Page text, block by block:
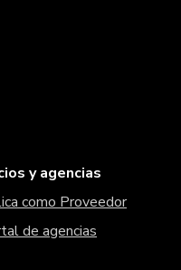
y agencias
como Proveedor
de agencias